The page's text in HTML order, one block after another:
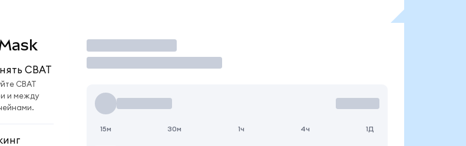
CBAT
CBAT
и между
Торговать
15м 30м 1ч 4ч 1Д